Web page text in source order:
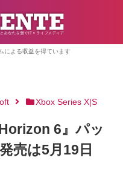
による収益を得ています
Xbox Series X|S
6』パッ
売は5月19日